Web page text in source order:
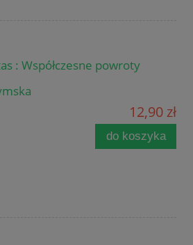
: Współczesne powroty
12,90 zł
do koszyka